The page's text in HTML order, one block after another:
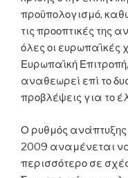
προϋπολογισμό,
τις προοπτικές της
όλες οι ευρωπαϊκές
Ευρωπαϊκή
αναθεωρεί επί το
προβλέψεις για το
Ο ρυθμός ανάπτυξης
2009 αναμένεται
περισσότερο σε